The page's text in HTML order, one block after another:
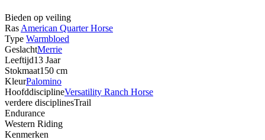
Bieden op veiling
Ras American Quarter Horse
Type Warmbloed
GeslachtMerrie
Leeftijd13 Jaar
Stokmaat150 cm
KleurPalomino
HoofddisciplineVersatility Ranch Horse
verdere disciplinesTrail
Endurance
Western Riding
Kenmerken